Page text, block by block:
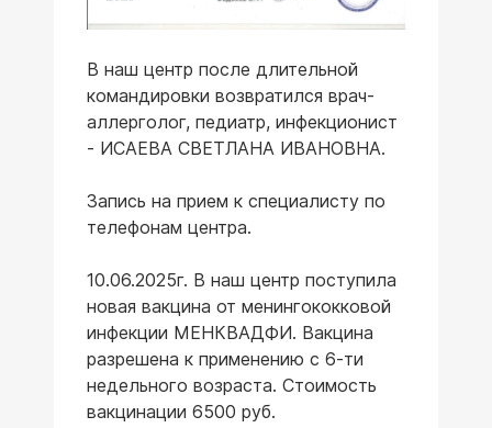
В наш центр после длительной
командировки возвратился врач-
аллерголог, педиатр, инфекционист
- ИСАЕВА СВЕТЛАНА ИВАНОВНА.
Запись на прием к специалисту по
телефонам центра.
10.06.2025г. В наш центр поступила
новая вакцина от менингококковой
инфекции МЕНКВАДФИ. Вакцина
разрешена к применению с 6-ти
недельного возраста. Стоимость
вакцинации 6500 руб.